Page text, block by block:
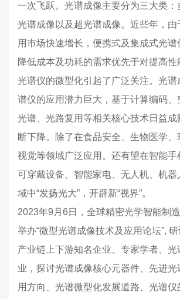
一次飞跃。光谱成像主要分为三大类：
光谱成像以及超光谱成像。近些年，由
用市场快速增长，便携式及集成式光谱
降低成本及功耗的需求优先于对提高
光谱仪的微型化引起了广泛关注。光
谱仪的应用潜力巨大，基于计算编码、
光谱、光路复用等相关核心技术日益成
断下降。除了在食品安全、生物医学
视觉等领域广泛应用。还有望在智能手
可穿戴设备、智能家电、无人机、机器
域中“发扬光大”，开辟新“视界”。
2023年9月6日，全球精密光学智能制
举办“微型光谱成像技术及应用论坛”,
产业链上下游知名企业、专家学者、光
业，探讨光谱成像核心元器件、先进光
用方向、光谱微型化发展道路、光谱仪